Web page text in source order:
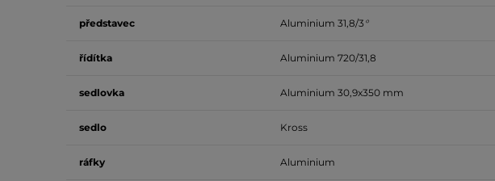
představec Aluminium 31,8/3 °
řídítka Aluminium 720/31,8
sedlovka Aluminium 30,9x350 mm
sedlo Kross
ráfky Aluminium